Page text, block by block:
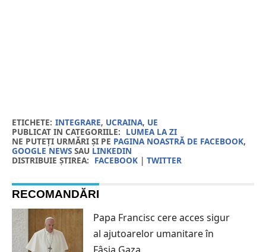
ETICHETE: INTEGRARE, UCRAINA, UE
PUBLICAT IN CATEGORIILE: LUMEA LA ZI
NE PUTEȚI URMĂRI ȘI PE PAGINA NOASTRĂ DE FACEBOOK,
GOOGLE NEWSSAU LINKEDIN
DISTRIBUIE ȘTIREA: FACEBOOK| TWITTER
RECOMANDĂRI
Papa Francisc cere acces sigur
al ajutoarelor umanitare în